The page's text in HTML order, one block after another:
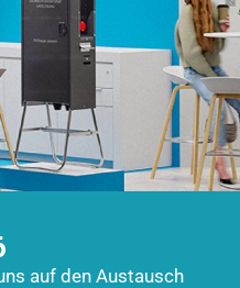
auf den Austausch